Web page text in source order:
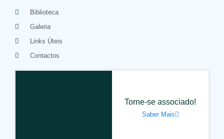
Biblioteca
Galeria
Links Úteis
Contactos
Torne-se associado!
Saber Mais